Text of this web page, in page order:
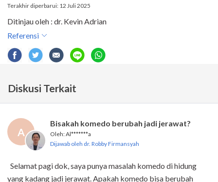
Terakhir diperbarui: 12 Juli 2025